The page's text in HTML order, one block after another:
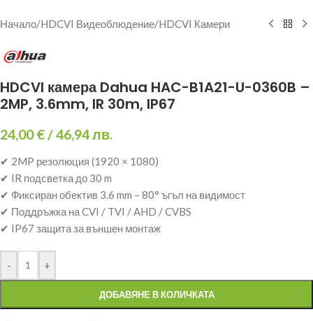
Начало/HDCVI Видеоблюдение/HDCVI Камери
HDCVI камера Dahua HAC-B1A21-U-0360B –
2MP, 3.6mm, IR 30m, IP67
24,00€/ 46,94 лв.
✔ 2MP резолюция (1920 × 1080)
✔ IR подсветка до 30 m
✔ Фиксиран обектив 3.6 mm – 80° ъгъл на видимост
✔ Поддръжка на CVI / TVI / AHD / CVBS
✔ IP67 защита за външен монтаж
- +
ДОБАВЯНЕ В КОЛИЧКАТА